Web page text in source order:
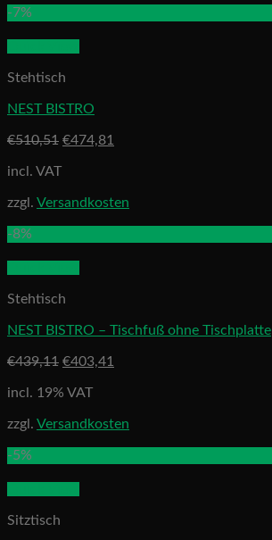
-7%
Stehtisch
NEST BISTRO
€510,51 €474,81
incl. VAT
zzgl. Versandkosten
-8%
Stehtisch
NEST BISTRO – Tischfuß ohne Tischplatte
€439,11 €403,41
incl. 19% VAT
zzgl. Versandkosten
-5%
Sitztisch